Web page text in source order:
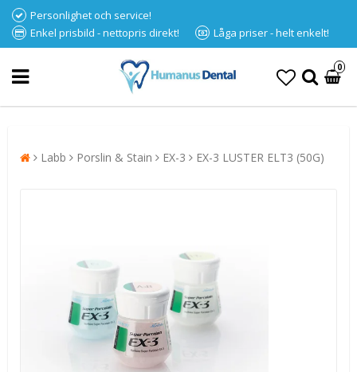
Personlighet och service!
Enkel prisbild - nettopris direkt!
Låga priser - helt enkelt!
0
Labb Porslin & Stain EX-3 EX-3 LUSTER ELT3 (50G)